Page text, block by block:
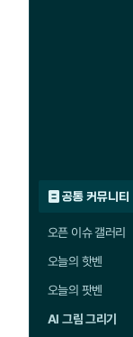
공통 커뮤니티
오픈 이슈 갤러리
오늘의 핫벤
오늘의 팟벤
AI 그림 그리기